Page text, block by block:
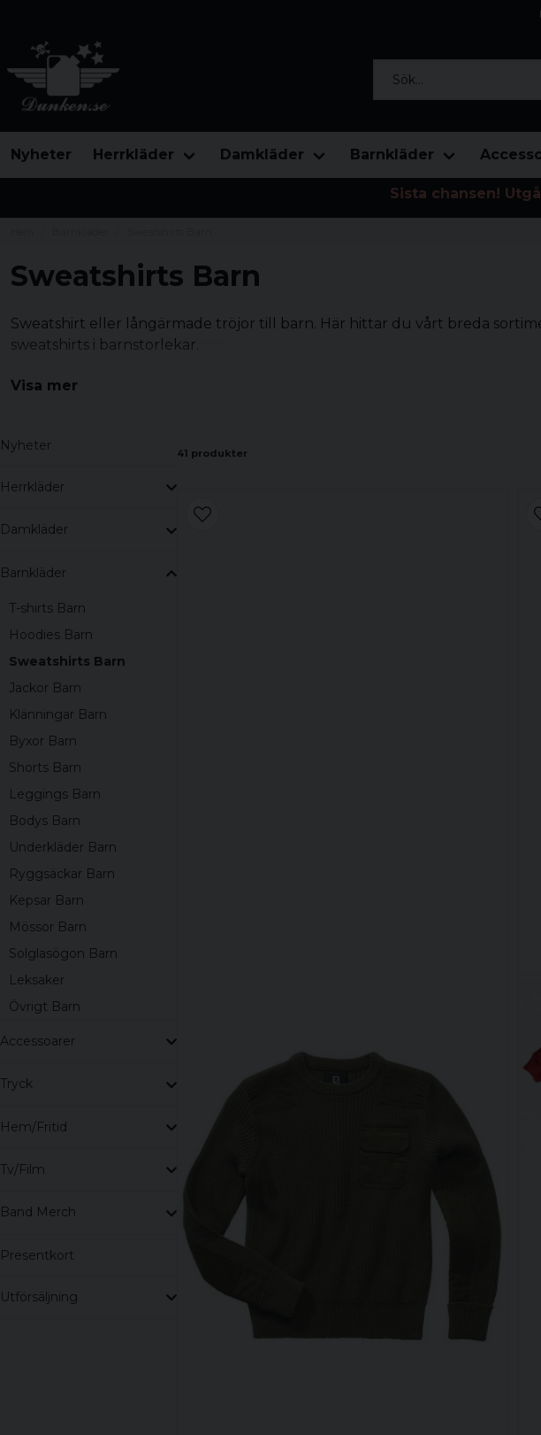
Nyheter Herrkläder Damkläder Barnkläder
Sista chansen!
Sweatshirts Barn
Sweatshirt eller långärmade tröjor till barn. Här hittar du vårt breda
sweatshirts i barnstorlekar.
Visa mer
Nyheter
Herrkläder
Damkläder
Barnkläder
T-shirts Barn
Hoodies Barn
Sweatshirts Barn
Jackor Barn
Klänningar Barn
Byxor Barn
Shorts Barn
Leggings Barn
Bodys Barn
Underkläder Barn
Ryggsäckar Barn
Kepsar Barn
Mössor Barn
Solglasögon Barn
Leksaker
Övrigt Barn
Accessoarer
Tryck
Hem/Fritid
Tv/Film
Band Merch
Presentkort
Utförsäljning
41 produkter